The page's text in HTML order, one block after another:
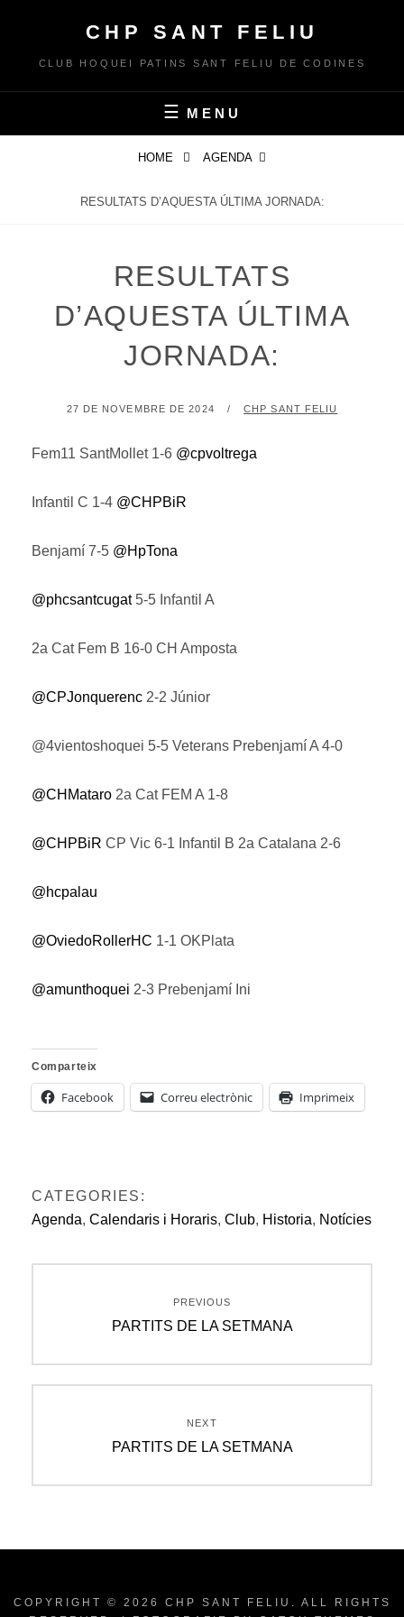
content
CHP SANT FELIU
CLUB HOQUEI PATINS SANT FELIU DE CODINES
MENU
HOME AGENDA
RESULTATS D’AQUESTA ÚLTIMA JORNADA:
RESULTATS
D’AQUESTA ÚLTIMA
JORNADA:
POSTED
27 DE NOVEMBRE DE 2024 BY
CHP SANT FELIU
Fem11 SantMollet 1-6 @cpvoltrega
Infantil C 1-4 @CHPBiR
Benjamí 7-5 @HpTona
@phcsantcugat5-5 Infantil A
2a Cat Fem B 16-0 CH Amposta
@CPJonquerenc 2-2 Júnior
@4vientoshoquei 5-5 Veterans Prebenjamí A 4-0
@CHMataro 2a Cat FEM A 1-8
@CHPBiR CP Vic 6-1 Infantil B 2a Catalana 2-6
@hcpalau
@OviedoRollerHC 1-1 OKPlata
@amunthoquei 2-3 Prebenjamí Ini
Comparteix
Facebook Correu electrònic Imprimeix
CATEGORIES:
Agenda, Calendaris i Horaris, Club, Historia, Notícies
d'entrades
PREVIOUS
Previous
PARTITS DE LA SETMANA
NEXT
Next
PARTITS DE LA SETMANA
COPYRIGHT © 2026 CHP SANT FELIU . ALL RIGHTS